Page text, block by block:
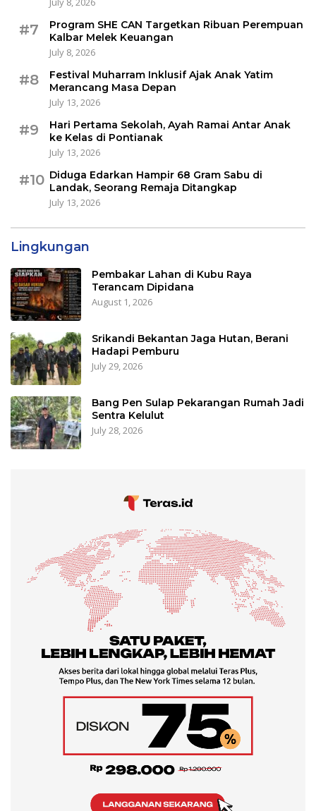
#7
Program SHE CAN Targetkan Ribuan Perempuan
Kalbar Melek Keuangan
July 8, 2026
#8
Festival Muharram Inklusif Ajak Anak Yatim
Merancang Masa Depan
July 13, 2026
#9
Hari Pertama Sekolah, Ayah Ramai Antar Anak
ke Kelas di Pontianak
July 13, 2026
#10 Diduga Edarkan Hampir 68 Gram Sabu di
Landak, Seorang Remaja Ditangkap
July 13, 2026
Lingkungan
Pembakar Lahan di Kubu Raya
Terancam Dipidana
August 1, 2026
Srikandi Bekantan Jaga Hutan, Berani
Hadapi Pemburu
July 29, 2026
Bang Pen Sulap Pekarangan Rumah Jadi
Sentra Kelulut
July 28, 2026